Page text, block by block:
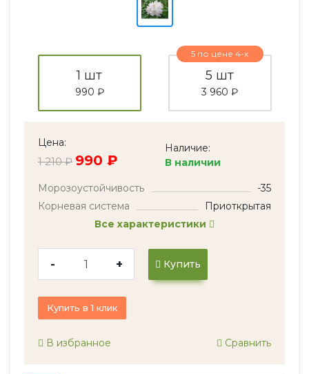
1 шт
990 ₽
5 по цене 4-х
5 шт
3 960 ₽
Цена:
1 210 ₽ 990 ₽
Наличие:
В наличии
Морозоустойчивость
-35
Корневая система
Приоткрытая
Все характеристики
- + Купить
Купить в 1 клик
В избранное Сравнить